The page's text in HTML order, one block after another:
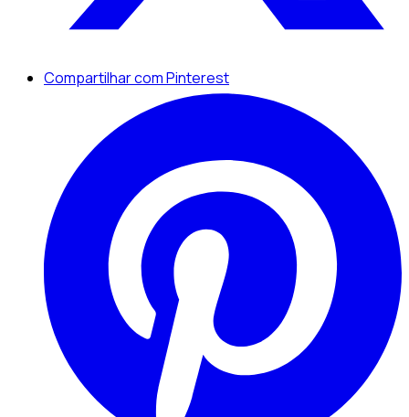
Compartilhar com Pinterest